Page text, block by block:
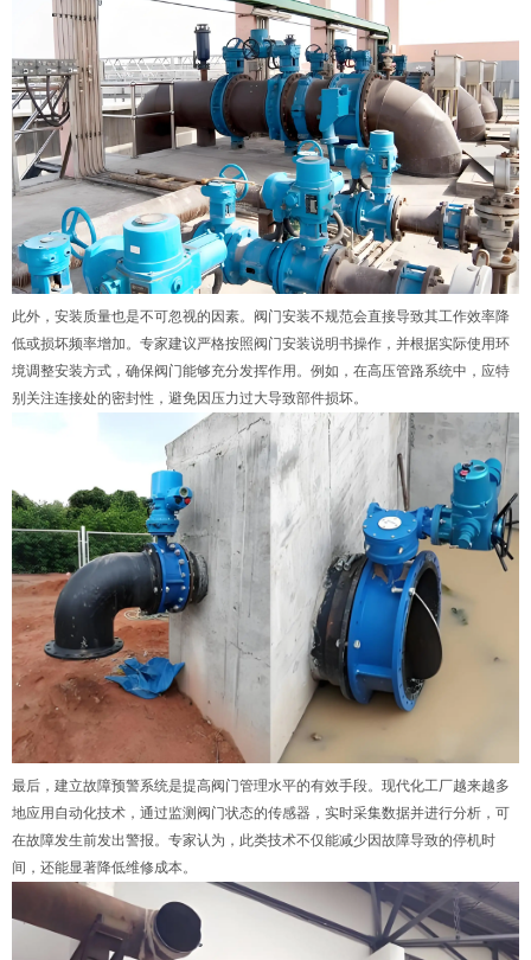
此外，安装质量也是不可忽视的因素。阀门安装不规范会直接导致其工作效率降
低或损坏频率增加。专家建议严格按照阀门安装说明书操作，并根据实际使用环
境调整安装方式，确保阀门能够充分发挥作用。例如，在高压管路系统中，应特
别关注连接处的密封性，避免因压力过大导致部件损坏。
最后，建立故障预警系统是提高阀门管理水平的有效手段。现代化工厂越来越多
地应用自动化技术，通过监测阀门状态的传感器，实时采集数据并进行分析，可
在故障发生前发出警报。专家认为，此类技术不仅能减少因故障导致的停机时
间，还能显著降低维修成本。